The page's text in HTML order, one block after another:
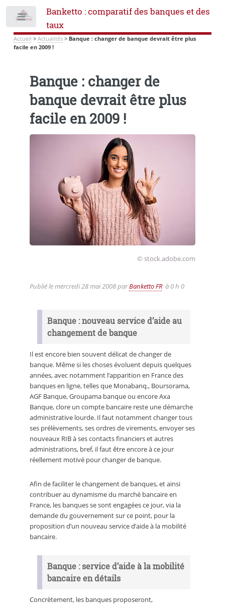
Banketto : comparatif des banques et des
taux
Accueil > Actualités> Banque : changer de banque devrait être plus
facile en 2009 !
Banque : changer de
banque devrait être plus
facile en 2009 !
© stock.adobe.com
Publié lemercredi 28 mai 2008parBanketto FRà 0 h 0
Banque : nouveau service d’aide au
changement de banque
Il est encore bien souvent délicat de changer de
banque. Même si les choses évoluent depuis quelques
années, avec notamment l’apparition en France des
banques en ligne, telles que Monabanq., Boursorama,
AGF Banque, Groupama banque ou encore Axa
Banque, clore un compte bancaire reste une démarche
administrative lourde. Il faut notamment changer tous
ses prélèvements, ses ordres de virements, envoyer ses
nouveaux RIB à ses contacts financiers et autres
administrations, bref, il faut être encore à ce jour
réellement motivé pour changer de banque.
Afin de faciliter le changement de banques, et ainsi
contribuer au dynamisme du marché bancaire en
France, les banques se sont engagées ce jour, via la
demande du gouvernement sur ce point, pour la
proposition d’un nouveau service d’aide à la mobilité
bancaire.
Banque : service d’aide à la mobilité
bancaire en détails
Concrètement, les banques proposeront,